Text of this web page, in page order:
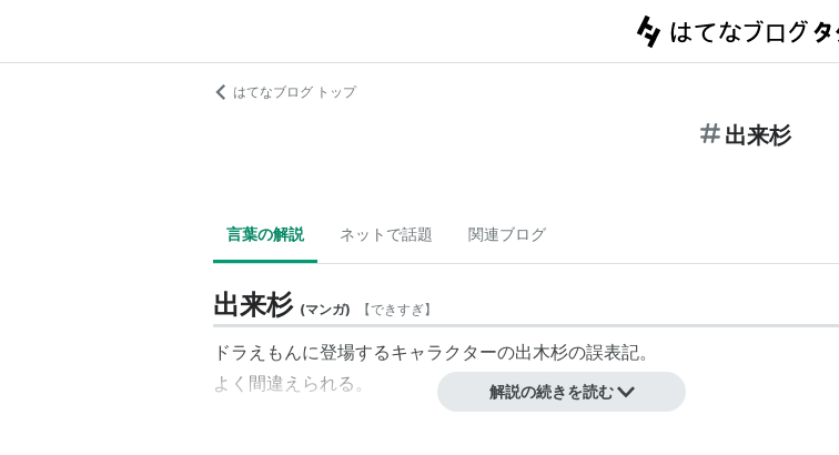
はてなブログ トップ
出来杉
言葉の解説 ネットで話題 関連ブログ
出来杉 (マンガ) 【できすぎ】
ドラえもんに登場するキャラクターの出木杉の誤表記。
よく間違えられる。
解説の続きを読む